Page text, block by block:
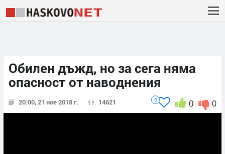
Обилен дъжд, но за сега няма
опасност от наводнения
20:00, 21 ное 2018 г. 14621 0
0
0